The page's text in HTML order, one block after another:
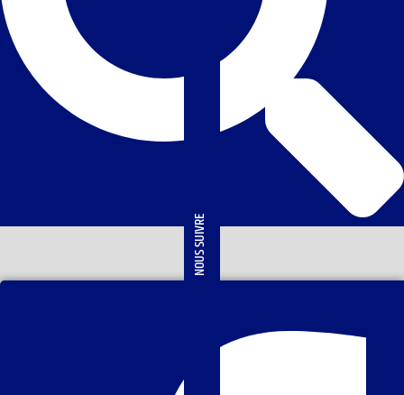
NOUS SUIVRE